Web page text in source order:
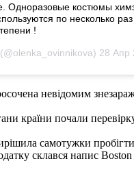
Одноразовые костюмы
по несколько
!
(@olenka_ovinnikova) 28 Апр
невідомим
країни почали
самотужки
склався напис